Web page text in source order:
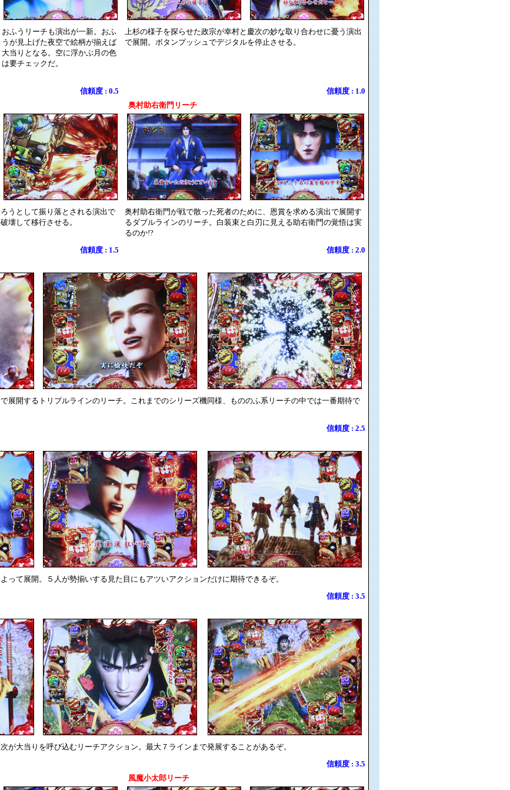
おふうリーチも演出が一新。おふ
うが見上げた夜空で絵柄が揃えば
大当りとなる。空に浮かぶ月の色
は要チェックだ。
信頼度 : 0.5
上杉の様子を探らせた政宗が幸村と慶次の妙な取り合わせに憂う演出
で展開。ボタンプッシュでデジタルを停止させる。
信頼度 : 1.0
奥村助右衛門リーチ
うとして振り落とされる演出で
壊して移行させる。
信頼度 : 1.5
奥村助右衛門が戦で散った死者のために、恩賞を求める演出で展開す
るダブルラインのリーチ。白装束と白刃に見える助右衛門の覚悟は実
るのか!?
信頼度 : 2.0
展開するトリプルラインのリーチ。これまでのシリーズ機同様、もののふ系リーチの中では一番期待で
信頼度 : 2.5
って展開。５人が勢揃いする見た目にもアツいアクションだけに期待できるぞ。
信頼度 : 3.5
が大当りを呼び込むリーチアクション。最大７ラインまで発展することがあるぞ。
信頼度 : 3.5
風魔小太郎リーチ